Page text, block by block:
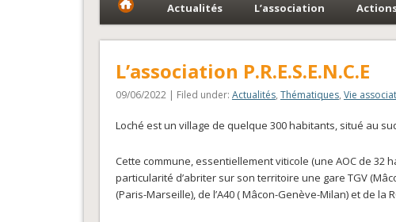
Actualités L’association
L’association P.R.E.S.E.N.C.E
09/06/2022 | Filed under: Actualités, Thématiques, Vie
Loché est un village de quelque 300 habitants, situé au
Cette commune, essentiellement viticole (une AOC de 32
particularité d’abriter sur son territoire une gare TGV
(Paris-Marseille), de l’A40 ( Mâcon-Genève-Milan) et de la